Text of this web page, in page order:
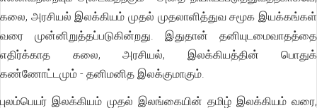
கலை, அரசியல் இலக்கியம் முதல் முதலாளித்துவ சமூக இயக்கங்கள்
வரை முன்னிறுத்தப்படுகின்றது. இதுதான் தனியுடமைவாதத்தை
எதிர்க்காத கலை, அரசியல், இலக்கியத்தின் பொதுக்
கண்ணோட்டமும் - தனிமனித இலக்குமாகும்.
புலம்பெயர் இலக்கியம் முதல் இலங்கையின் தமிழ் இலக்கியம் வரை,